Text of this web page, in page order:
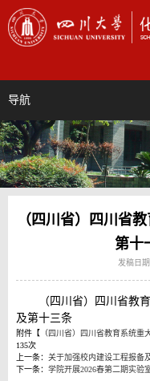
导航
（四川省）四川省
第十
发稿日
（四川省）四川省教
及第十三条
附件【 （四川省）四川省教育系统
135次
上一条： 关于加强校内建设工程报备
下一条： 学院开展2026春第二期实验